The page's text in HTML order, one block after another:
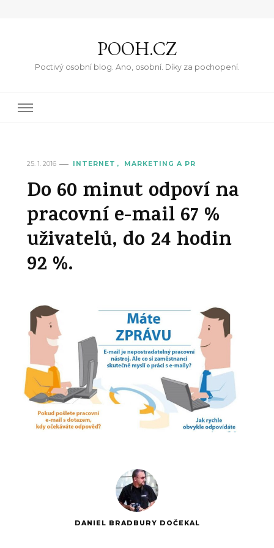
POOH.CZ
Poctivý osobní blog. Ano, osobní. Díky za pochopení.
25. 1. 2016 INTERNET MARKETING A PR
Do 60 minut odpoví na
pracovní e-mail 67 %
uživatelů, do 24 hodin
92 %.
DANIEL BRADBURY DOČEKAL